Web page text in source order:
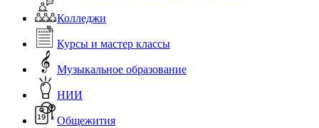
Колледжи
Курсы и мастер классы
Музыкальное образование
НИИ
Общежития